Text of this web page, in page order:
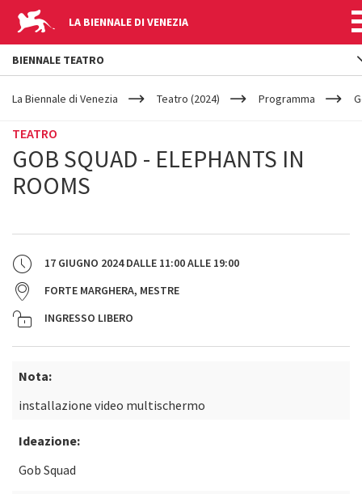
LA BIENNALE DI VENEZIA
YOUR
ARE
La Biennale di Venezia Teatro (2024) Programma
TEATRO
GOB SQUAD - ELEPHANTS IN
ROOMS
17 GIUGNO 2024DALLE 11:00ALLE 19:00
FORTE MARGHERA, MESTRE
INGRESSO LIBERO
Nota:
installazione video multischermo
Ideazione:
Gob Squad
BIENNALE TEATRO